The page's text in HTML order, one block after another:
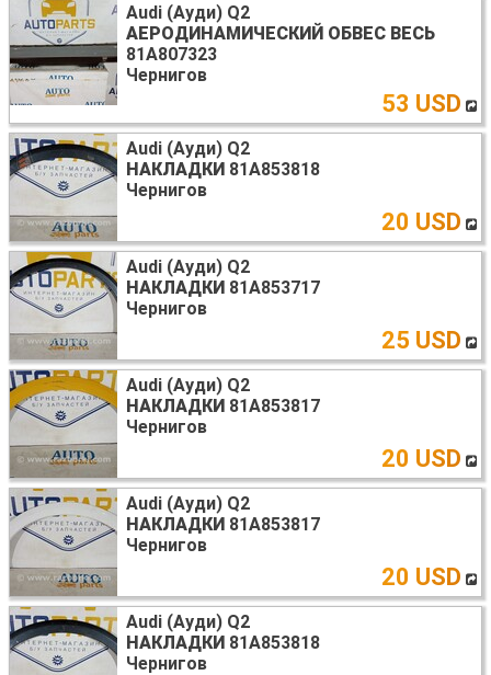
Audi (Ауди) Q2
АЕРОДИНАМИЧЕСКИЙ ОБВЕС ВЕСЬ
81А807323
Чернигов
53 USD
Audi (Ауди) Q2
НАКЛАДКИ 81A853818
Чернигов
20 USD
Audi (Ауди) Q2
НАКЛАДКИ 81A853717
Чернигов
25 USD
Audi (Ауди) Q2
НАКЛАДКИ 81A853817
Чернигов
20 USD
Audi (Ауди) Q2
НАКЛАДКИ 81A853817
Чернигов
20 USD
Audi (Ауди) Q2
НАКЛАДКИ 81A853818
Чернигов